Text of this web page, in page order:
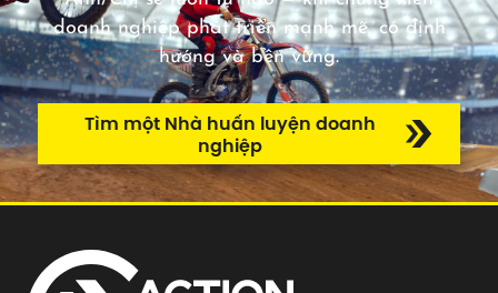
doanh nghiệp phát triển mạnh mẽ, có định
hướng và bền vững.
Tìm một Nhà huấn luyện doanh
nghiệp